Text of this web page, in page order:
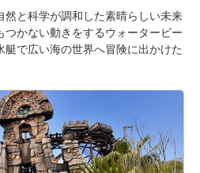
と科学が調和した素晴らしい未来
かない動きをするウォータービー
で広い海の世界へ冒険に出かけた